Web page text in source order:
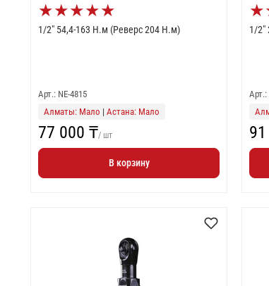
★★★★★
1/2" 54,4-163 Н.м (Реверс 204 Н.м)
Арт.: NE-4815
Алматы: Мало | Астана: Мало
77 000 ₸/ шт
В корзину
★
1/2"
Арт.: